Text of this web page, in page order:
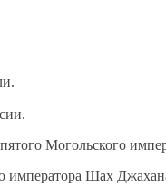
Могольского
императора Шах